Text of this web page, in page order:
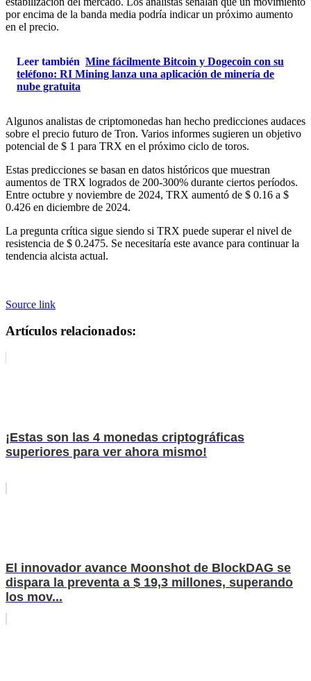
por encima de la banda media podría indicar un próximo aumento
en el precio.
Leer también Mine fácilmente Bitcoin y Dogecoin con su
teléfono: RI Mining lanza una aplicación de minería de
nube gratuita
Algunos analistas de criptomonedas han hecho predicciones audaces
sobre el precio futuro de Tron. Varios informes sugieren un objetivo
potencial de $ 1 para TRX en el próximo ciclo de toros.
Estas predicciones se basan en datos históricos que muestran
aumentos de TRX logrados de 200-300% durante ciertos períodos.
Entre octubre y noviembre de 2024, TRX aumentó de $ 0.16 a $
0.426 en diciembre de 2024.
La pregunta crítica sigue siendo si TRX puede superar el nivel de
resistencia de $ 0.2475. Se necesitaría este avance para continuar la
tendencia alcista actual.
Source link
Artículos relacionados:
¡Estas son las 4 monedas criptográficas
superiores para ver ahora mismo!
El innovador avance Moonshot de BlockDAG se
dispara la preventa a $ 19,3 millones, superando
los mov...